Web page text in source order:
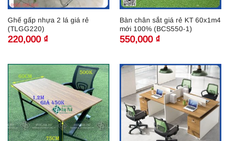
Ghế gấp nhựa 2 lá giá rẻ
(TLGG220)
220,000 ₫
Bàn chân sắt giá rẻ KT 60x1m4
mới 100% (BCS550-1)
550,000 ₫